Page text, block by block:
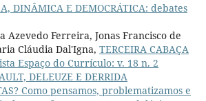
DINÂMICA E DEMOCRÁTICA: debates
Azevedo Ferreira, Jonas Francisco de
Cláudia Dal'Igna, TERCEIRA CABAÇA
Espaço do Currículo: v. 18 n. 2
DELEUZE E DERRIDA
Como pensamos, problematizamos e